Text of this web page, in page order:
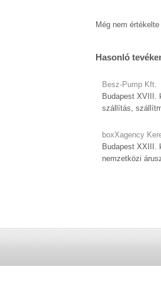
Még nem
Hasonló
Besz-Pump Kft.
Budapest XVIII.
szállítás,
boxXagency
Budapest XXIII.
nemzetközi